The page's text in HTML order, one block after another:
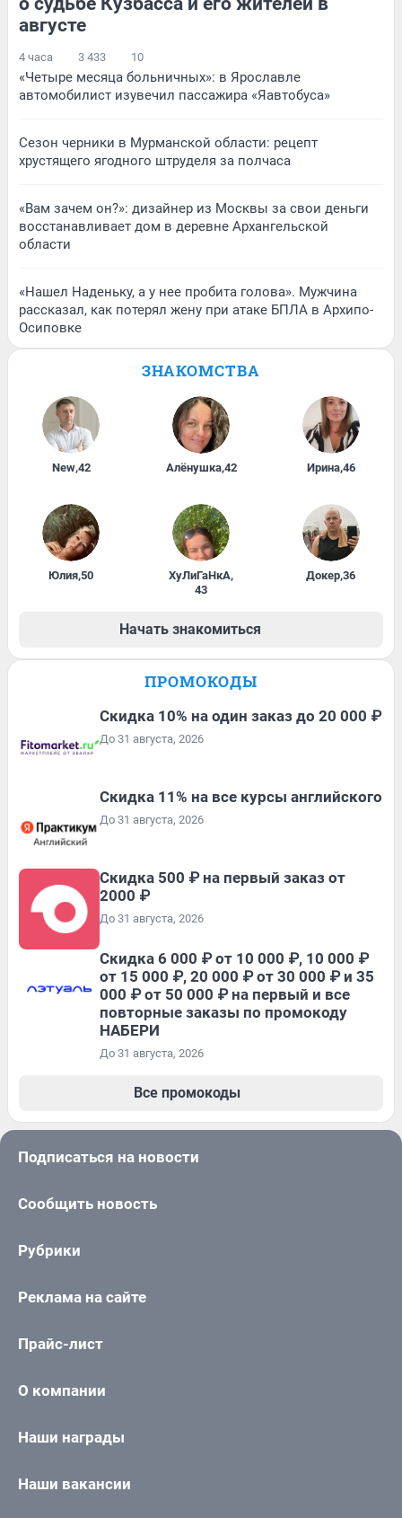
августе
4 часа 3 433 10
«Четыре месяца больничных»: в Ярославле
автомобилист изувечил пассажира «Яавтобуса»
Сезон черники в Мурманской области: рецепт
хрустящего ягодного штруделя за полчаса
«Вам зачем он?»: дизайнер из Москвы за свои деньги
восстанавливает дом в деревне Архангельской
области
«Нашел Наденьку, а у нее пробита голова». Мужчина
рассказал, как потерял жену при атаке БПЛА в Архипо-
Осиповке
ЗНАКОМСТВА
New,42 Алёнушка,42 Ирина,46
Юлия,50 ХуЛиГаНкА,
43
Докер,36
Начать знакомиться
ПРОМОКОДЫ
Скидка 10% на один заказ до 20 000 ₽
До 31 августа, 2026
Скидка 11% на все курсы английского
До 31 августа, 2026
Скидка 500 ₽ на первый заказ от
2000 ₽
До 31 августа, 2026
Скидка 6 000 ₽ от 10 000 ₽, 10 000 ₽
от 15 000 ₽, 20 000 ₽ от 30 000 ₽ и 35
000 ₽ от 50 000 ₽ на первый и все
повторные заказы по промокоду
НАБЕРИ
До 31 августа, 2026
Все промокоды
Подписаться на новости
Сообщить новость
Рубрики
Реклама на сайте
Прайс-лист
О компании
Наши награды
Наши вакансии